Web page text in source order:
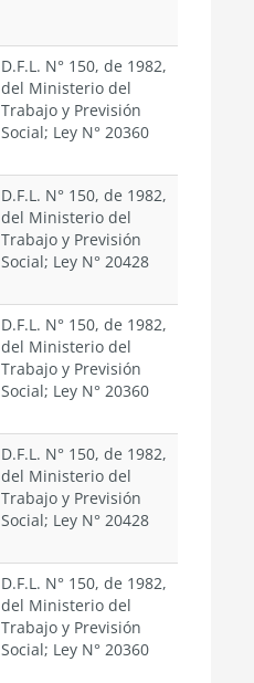
D.F.L. N° 150, de 1982,
del Ministerio del
Trabajo y Previsión
Social; Ley N° 20360
D.F.L. N° 150, de 1982,
del Ministerio del
Trabajo y Previsión
Social; Ley N° 20428
D.F.L. N° 150, de 1982,
del Ministerio del
Trabajo y Previsión
Social; Ley N° 20360
D.F.L. N° 150, de 1982,
del Ministerio del
Trabajo y Previsión
Social; Ley N° 20428
D.F.L. N° 150, de 1982,
del Ministerio del
Trabajo y Previsión
Social; Ley N° 20360